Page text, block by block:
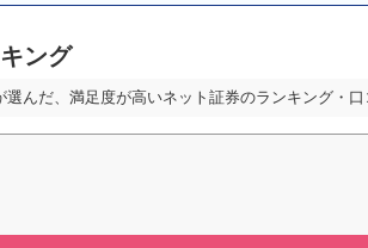
公式サイト
7位
ング
んだ、満足度が高いネット証券のランキング・口